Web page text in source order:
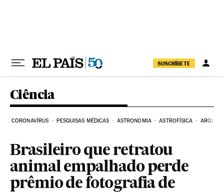
SUSCRÍBETE
Ciência
CORONAVÍRUS PESQUISAS MÉDICAS ASTRONOMIA ASTROFÍSICA
Brasileiro que retratou
animal empalhado perde
prêmio de fotografia de